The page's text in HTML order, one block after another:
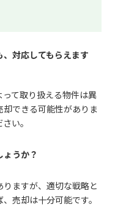
対応してもらえます
て取り扱える物件は異
できる可能性がありま
い。
うか？
ますが、適切な戦略と
売却は十分可能です。